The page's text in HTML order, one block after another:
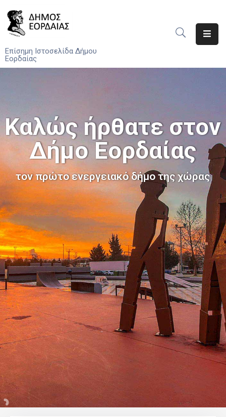
Επίσημη Ιστοσελίδα Δήμου
Εορδαίας
Ο
Υπηρεσίες
Του
Δήμου
Προσκλήσεις
Αποφάσεις
Τηλέφωνα
Καιρός
Καλώς ήρθατε στον
Δήμο Εορδαίας
τον πρώτο ενεργειακό δήμο της χώρας